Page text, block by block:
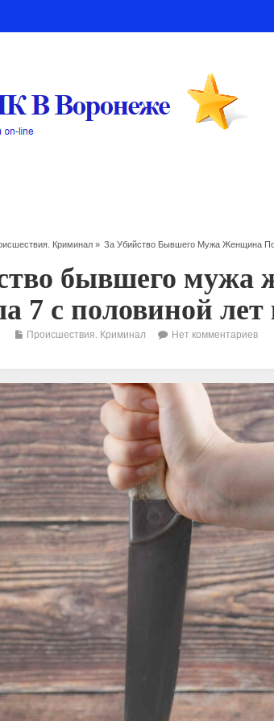
Криминал » За Убийство Бывшего Мужа Женщина
бывшего мужа
7 с половиной
Происшествия. Криминал Нет комментариев